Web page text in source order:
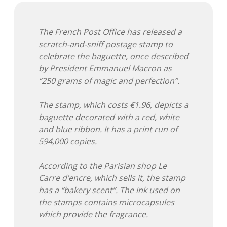
Adventskalender 2016
Adventskalender 2017
Adventskalender 2019
Adventskalender 2020
Adventskalender 2021
Adventskalender 2022
Adventskalender 2023
The French Post Office has released a
scratch-and-sniff postage stamp to
celebrate the baguette, once described
by President Emmanuel Macron as
“250 grams of magic and perfection”.
The stamp, which costs €1.96, depicts a
baguette decorated with a red, white
and blue ribbon. It has a print run of
594,000 copies.
According to the Parisian shop Le
Carre d’encre, which sells it, the stamp
has a “bakery scent”. The ink used on
the stamps contains microcapsules
which provide the fragrance.